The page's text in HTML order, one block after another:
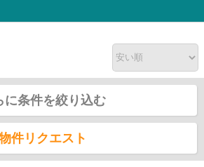
に条件を絞り込む
件リクエスト